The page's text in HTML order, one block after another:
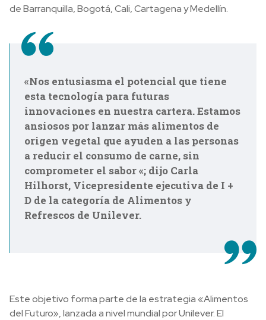
de Barranquilla, Bogotá, Cali, Cartagena y Medellín.
«Nos entusiasma el potencial que tiene
esta tecnología para futuras
innovaciones en nuestra cartera. Estamos
ansiosos por lanzar más alimentos de
origen vegetal que ayuden a las personas
a reducir el consumo de carne, sin
comprometer el sabor «; dijo Carla
Hilhorst, Vicepresidente ejecutiva de I +
D de la categoría de Alimentos y
Refrescos de Unilever.
Este objetivo forma parte de la estrategia «Alimentos
del Futuro», lanzada a nivel mundial por Unilever. El